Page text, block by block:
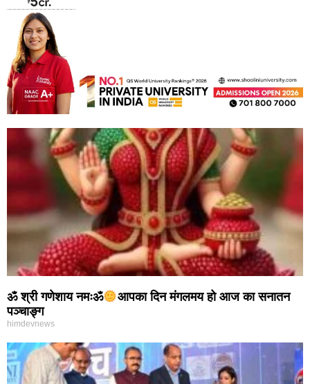
ॐ श्री गणेशाय नमःॐ
आपका दिन मंगलमय हो आज का सनातन
पञ्चाङ्ग
himdevnews